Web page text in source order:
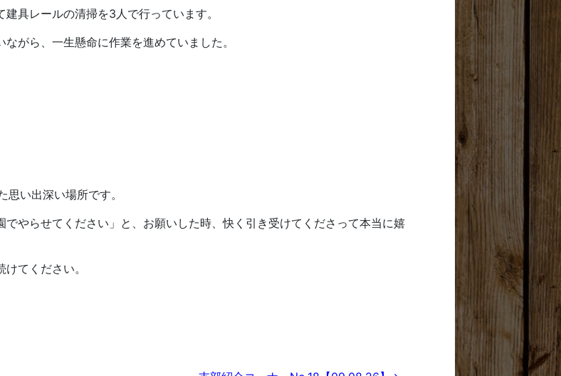
具レールの清掃を3人で行っています。
がら、一生懸命に作業を進めていました。
い出深い場所です。
やらせてください」と、お願いした時、快く引き受けてくださって本当に嬉
てください。